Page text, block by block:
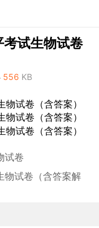
试生物试卷
556 KB
试卷
物试卷（含答案解